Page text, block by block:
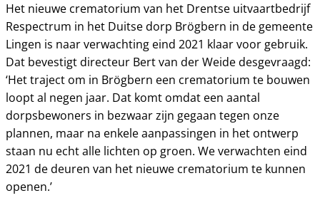
Het nieuwe crematorium van het Drentse uitvaartbedrijf
Respectrum in het Duitse dorp Brögbern in de gemeente
Lingen is naar verwachting eind 2021 klaar voor gebruik.
Dat bevestigt directeur Bert van der Weide desgevraagd:
‘Het traject om in Brögbern een crematorium te bouwen
loopt al negen jaar. Dat komt omdat een aantal
dorpsbewoners in bezwaar zijn gegaan tegen onze
plannen, maar na enkele aanpassingen in het ontwerp
staan nu echt alle lichten op groen. We verwachten eind
2021 de deuren van het nieuwe crematorium te kunnen
openen.’